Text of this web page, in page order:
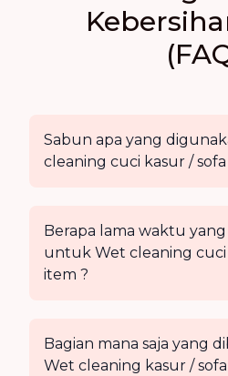
Sabun apa yang
cleaning cuci kasur / sofa
Berapa lama waktu
untuk Wet cleaning cuci
item ?
Bagian mana saja yang
Wet cleaning kasur / sofa